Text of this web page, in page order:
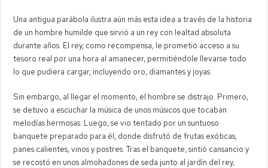
Una antigua parábola ilustra aún más esta idea a través de la historia
de un hombre humilde que sirvió a un rey con lealtad absoluta
durante años. El rey, como recompensa, le prometió acceso a su
tesoro real por una hora al amanecer, permitiéndole llevarse todo
lo que pudiera cargar, incluyendo oro, diamantes y joyas.
Sin embargo, al llegar el momento, el hombre se distrajo. Primero,
se detuvo a escuchar la música de unos músicos que tocaban
melodías hermosas. Luego, se vio tentado por un suntuoso
banquete preparado para él, donde disfrutó de frutas exóticas,
panes calientes, vinos y postres. Tras el banquete, sintió cansancio y
se recostó en unos almohadones de seda junto al jardín del rey,